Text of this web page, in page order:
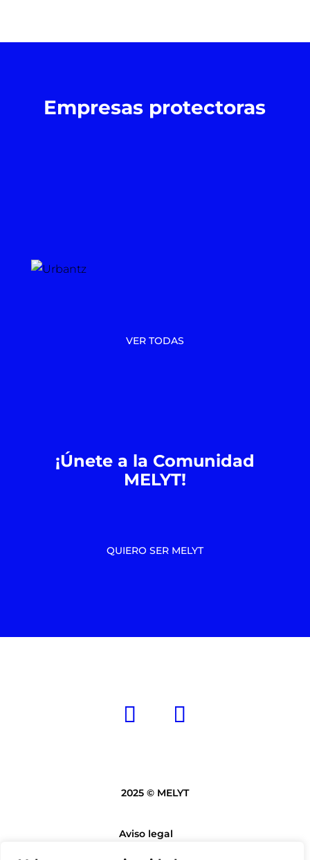
Empresas protectoras
VER TODAS
¡Únete a la Comunidad
MELYT!
QUIERO SER MELYT
2025 © MELYT
Aviso legal